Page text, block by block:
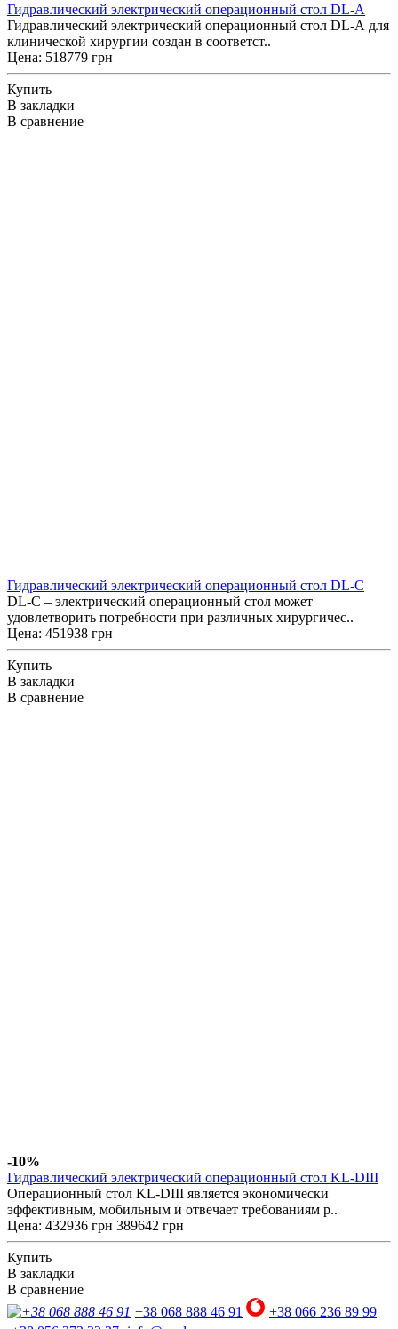
Гидравлический электрический операционный стол DL-A
Гидравлический электрический операционный стол DL-A для
клинической хирургии создан в соответст..
Цена: 518779 грн
Купить
В закладки
В сравнение
Гидравлический электрический операционный стол DL-C
DL-С – электрический операционный стол может
удовлетворить потребности при различных хирургичес..
Цена: 451938 грн
Купить
В закладки
В сравнение
-10%
Гидравлический электрический операционный стол KL-DIII
Операционный стол KL-DIII является экономически
эффективным, мобильным и отвечает требованиям р..
Цена: 432936 грн 389642 грн
Купить
В закладки
В сравнение
+38 068 888 46 91
+38 066 236 89 99